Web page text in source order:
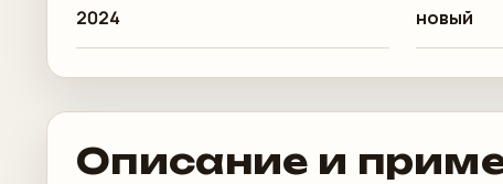
2024 новый
Описание и